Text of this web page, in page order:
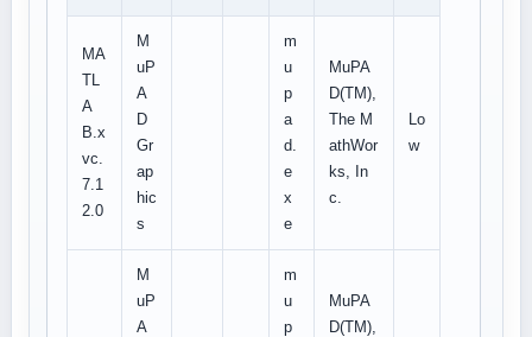
MA
TL
A
B.x
vc.
7.1
2.0
M
uP
A
D
Gr
ap
hic
s
m
u
p
a
d.
e
x
e
MuPA
D(TM),
The M
athWor
ks, In
c.
Lo
w
M
uP
A
m
u
p
MuPA
D(TM),